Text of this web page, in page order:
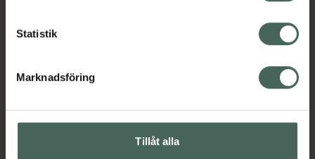
Statistik
Marknadsföring
Tillåt alla
datorn. Oavsett vem du är så är det vårt uppdrag att
hjälpa just dig att må lite bättre. Välkommen att prata